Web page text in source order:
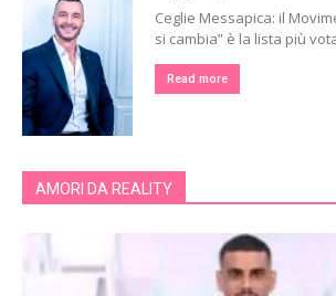
Ceglie Messapica: il
si cambia” è la lista più
Read more
AMORI DA REALITY